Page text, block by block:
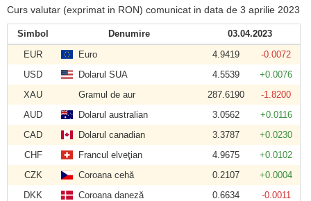
Curs valutar (exprimat in RON) comunicat in data de 3 aprilie 2023
Simbol Denumire
03.04.2023
EUR
Euro 4.9419
-0.0072
USD
Dolarul SUA 4.5539
+0.0076
XAU
Gramul de aur 287.6190
-1.8200
AUD
Dolarul australian 3.0562
+0.0116
CAD
Dolarul canadian 3.3787
+0.0230
CHF
Francul elveţian 4.9675
+0.0102
CZK
Coroana cehă 0.2107
+0.0004
DKK
Coroana daneză 0.6634
-0.0011